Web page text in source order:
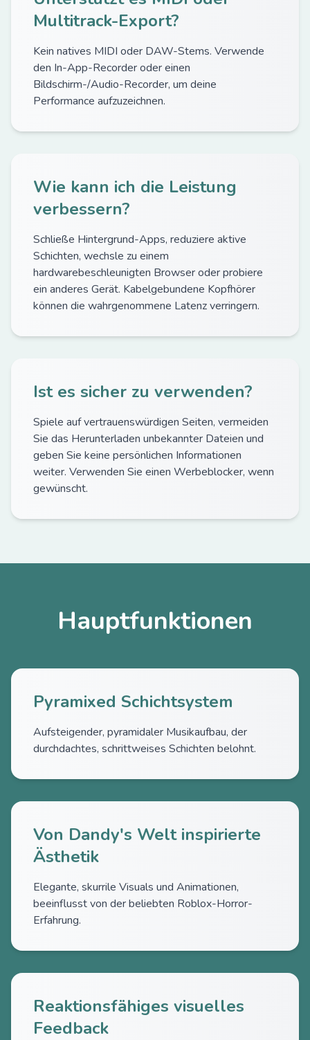
Multitrack-Export?
Kein natives MIDI oder DAW-Stems. Verwende
den In-App-Recorder oder einen
Bildschirm-/Audio-Recorder, um deine
Performance aufzuzeichnen.
Wie kann ich die Leistung
verbessern?
Schließe Hintergrund-Apps, reduziere aktive
Schichten, wechsle zu einem
hardwarebeschleunigten Browser oder probiere
ein anderes Gerät. Kabelgebundene Kopfhörer
können die wahrgenommene Latenz verringern.
Ist es sicher zu verwenden?
Spiele auf vertrauenswürdigen Seiten, vermeiden
Sie das Herunterladen unbekannter Dateien und
geben Sie keine persönlichen Informationen
weiter. Verwenden Sie einen Werbeblocker, wenn
gewünscht.
Hauptfunktionen
Pyramixed Schichtsystem
Aufsteigender, pyramidaler Musikaufbau, der
durchdachtes, schrittweises Schichten belohnt.
Von Dandy's Welt inspirierte
Ästhetik
Elegante, skurrile Visuals und Animationen,
beeinflusst von der beliebten Roblox-Horror-
Erfahrung.
Reaktionsfähiges visuelles
Feedback